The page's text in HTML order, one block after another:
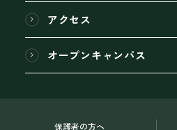
アクセス
オープンキャンパス
保護者の方へ